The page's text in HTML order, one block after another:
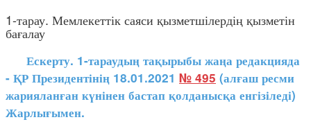
1-тарау. Мемлекеттік саяси қызметшілердің қызметін
бағалау
Ескерту. 1-тараудың тақырыбы жаңа редакцияда
- ҚР Президентінің 18.01.2021 № 495 (алғаш ресми
жарияланған күнінен бастап қолданысқа енгізіледі)
Жарлығымен.